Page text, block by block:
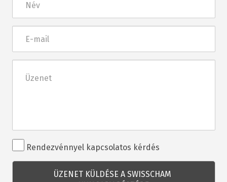
mail
Rendezvénnyel
kapcsolatos
kérdés
Rendezvénnyel kapcsolatos kérdés